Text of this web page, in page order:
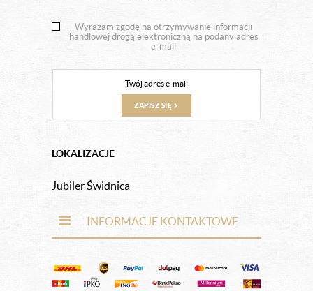
Wyrażam zgodę na otrzymywanie informacji
handlowej drogą elektroniczną na podany adres
e-mail
ZAPISZ SIĘ
LOKALIZACJE
Jubiler Świdnica
INFORMACJE KONTAKTOWE